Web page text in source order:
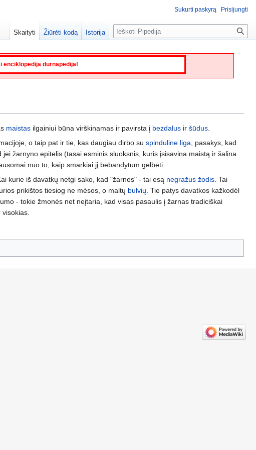
enciklopedija durnapedija!
maistas ilgainiui būna virškinamas ir pavirsta į bezdalus ir šūdus
o taip pat ir tie, kas daugiau dirbo su spinduline liga , pasakys, kad
žarnyno epitelis (tasai esminis sluoksnis, kuris įsisavina maistą ir šalina
nuo to, kaip smarkiai jį bebandytum gelbėti.
kurie iš davatkų netgi sako, kad "žarnos" - tai esą negražus žodis . Tai
prikištos tiesiog ne mėsos, o maltų bulvių . Tie patys davatkos kažkodėl
- tokie žmonės net neįtaria, kad visas pasaulis į žarnas tradiciškai
Sukurti paskyrą Prisijungti
Skaityti Žiūrėti kodą Istorija Paieška